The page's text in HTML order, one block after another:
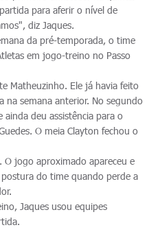
para aferir o nível de
diz Jaques.
da pré-temporada, o time
em jogo-treino no Passo
Matheuzinho. Ele já havia feito
na semana anterior. No segundo
deu assistência para o
O meia Clayton fechou o
jogo aproximado apareceu e
do time quando perde a
Jaques usou equipes